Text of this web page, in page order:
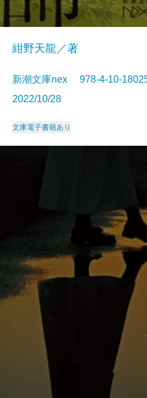
紺野天龍／著
新潮文庫nex 978-4-10-
2022/10/28
文庫電子書籍あり